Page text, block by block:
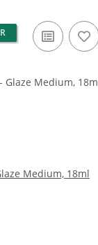
Medium, 18ml